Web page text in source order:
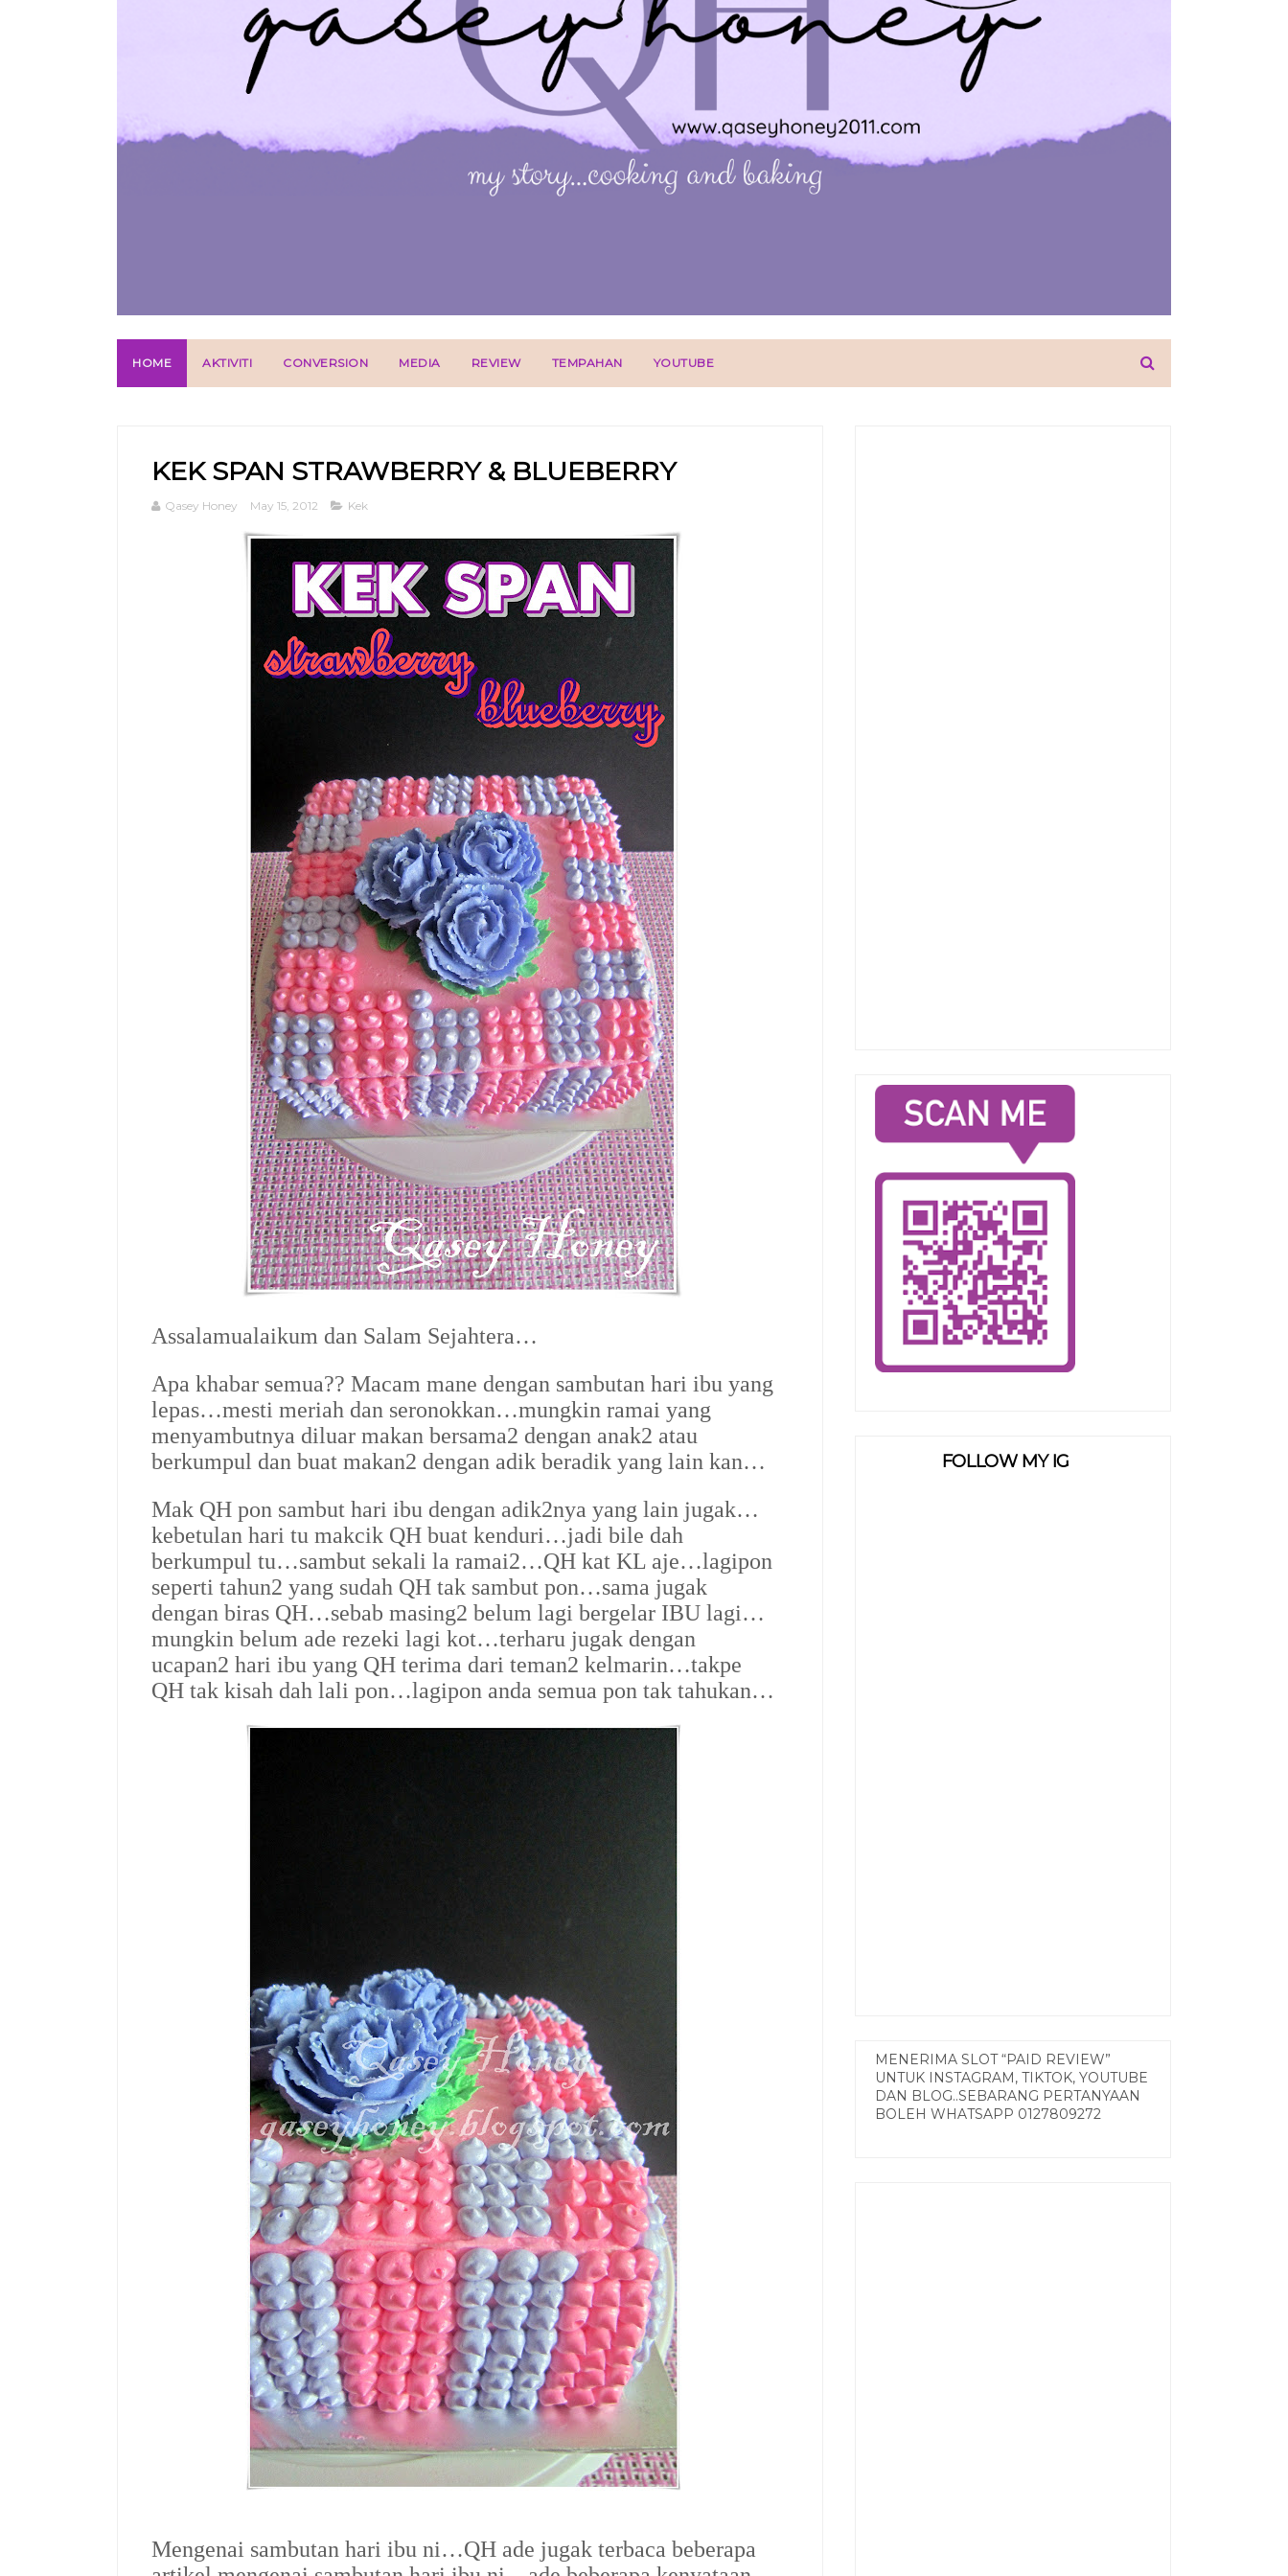
HOME AKTIVITI CONVERSION MEDIA REVIEW TEMPAHAN YOUTUBE
KEK SPAN STRAWBERRY & BLUEBERRY
Qasey Honey May 15, 2012 Kek
Assalamualaikum dan Salam Sejahtera…
Apa khabar semua?? Macam mane dengan sambutan hari ibu yang
lepas…mesti meriah dan seronokkan…mungkin ramai yang
menyambutnya diluar makan bersama2 dengan anak2 atau
berkumpul dan buat makan2 dengan adik beradik yang lain kan…
Mak QH pon sambut hari ibu dengan adik2nya yang lain jugak…
kebetulan hari tu makcik QH buat kenduri…jadi bile dah
berkumpul tu…sambut sekali la ramai2…QH kat KL aje…lagipon
seperti tahun2 yang sudah QH tak sambut pon…sama jugak
dengan biras QH…sebab masing2 belum lagi bergelar IBU lagi…
mungkin belum ade rezeki lagi kot…terharu jugak dengan
ucapan2 hari ibu yang QH terima dari teman2 kelmarin…takpe
QH tak kisah dah lali pon…lagipon anda semua pon tak tahukan…
Mengenai sambutan hari ibu ni…QH ade jugak terbaca beberapa
FOLLOW MY IG
MENERIMA SLOT “PAID REVIEW”
UNTUK INSTAGRAM, TIKTOK, YOUTUBE
DAN BLOG..SEBARANG PERTANYAAN
BOLEH WHATSAPP 0127809272